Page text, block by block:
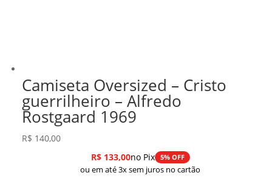
Camiseta Oversized – Cristo
guerrilheiro – Alfredo
Rostgaard 1969
R$ 140,00
R$133,00no Pix 5% OFF
ou em até 3x sem juros no cartão